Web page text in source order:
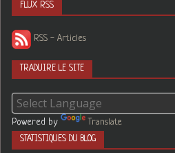
FLUX RSS
RSS - Articles
TRADUIRE LE SITE
Powered by Translate
STATISTIQUES DU BLOG